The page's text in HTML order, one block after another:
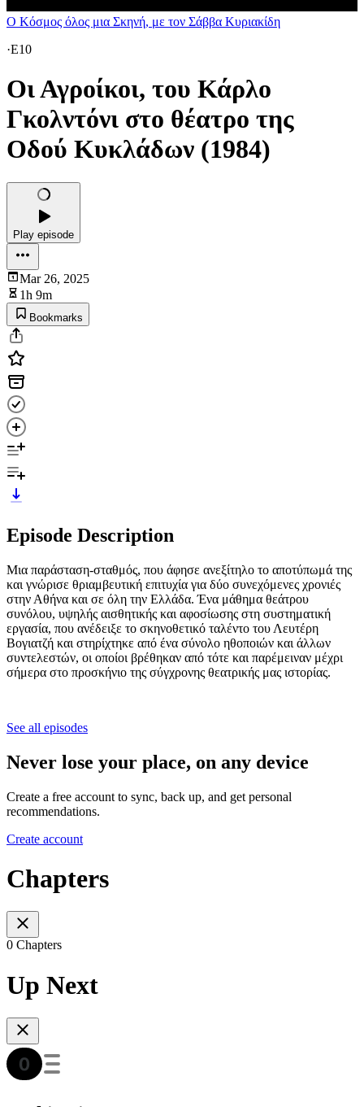
Ο Κόσμος όλος μια Σκηνή, με τον Σάββα Κυριακίδη
·E10
Οι Αγροίκοι, του Κάρλο
Γκολντόνι στο θέατρο της
Οδού Κυκλάδων (1984)
Play episode
Mar 26, 2025
1h 9m
Bookmarks
Episode Description
Μια παράσταση-σταθμός, που άφησε ανεξίτηλο το αποτύπωμά της
και γνώρισε θριαμβευτική επιτυχία για δύο συνεχόμενες χρονιές
στην Αθήνα και σε όλη την Ελλάδα. Ένα μάθημα θεάτρου
συνόλου, υψηλής αισθητικής και αφοσίωσης στη συστηματική
εργασία, που ανέδειξε το σκηνοθετικό ταλέντο του Λευτέρη
Βογιατζή και στηρίχτηκε από ένα σύνολο ηθοποιών και άλλων
συντελεστών, οι οποίοι βρέθηκαν από τότε και παρέμειναν μέχρι
σήμερα στο προσκήνιο της σύγχρονης θεατρικής μας ιστορίας.
See all episodes
Never lose your place, on any device
Create a free account to sync, back up, and get personal
recommendations.
Create account
Chapters
0 Chapters
Up Next